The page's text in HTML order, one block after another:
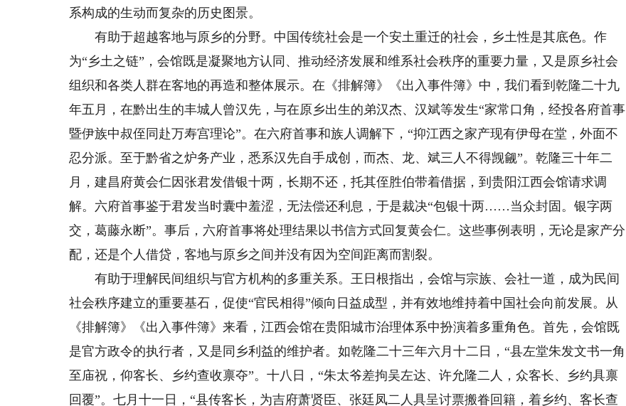
系构成的生动而复杂的历史图景。
有助于超越客地与原乡的分野。中国传统社会是一个安土重迁的社会，乡土性是其底色。作
为“乡土之链”，会馆既是凝聚地方认同、推动经济发展和维系社会秩序的重要力量，又是原乡社会
组织和各类人群在客地的再造和整体展示。在《排解簿》《出入事件簿》中，我们看到乾隆二十九
年五月，在黔出生的丰城人曾汉先，与在原乡出生的弟汉杰、汉斌等发生“家常口角，经投各府首事
暨伊族中叔侄同赴万寿宫理论”。在六府首事和族人调解下，“抑江西之家产现有伊母在堂，外面不
忍分派。至于黔省之炉务产业，悉系汉先自手成创，而杰、龙、斌三人不得觊觎”。乾隆三十年二
月，建昌府黄会仁因张君发借银十两，长期不还，托其侄胜伯带着借据，到贵阳江西会馆请求调
解。六府首事鉴于君发当时囊中羞涩，无法偿还利息，于是裁决“包银十两……当众封固。银字两
交，葛藤永断”。事后，六府首事将处理结果以书信方式回复黄会仁。这些事例表明，无论是家产分
配，还是个人借贷，客地与原乡之间并没有因为空间距离而割裂。
有助于理解民间组织与官方机构的多重关系。王日根指出，会馆与宗族、会社一道，成为民间
社会秩序建立的重要基石，促使“官民相得”倾向日益成型，并有效地维持着中国社会向前发展。从
《排解簿》《出入事件簿》来看，江西会馆在贵阳城市治理体系中扮演着多重角色。首先，会馆既
是官方政令的执行者，又是同乡利益的维护者。如乾隆二十三年六月十二日，“县左堂朱发文书一角
至庙祝，仰客长、乡约查收禀夺”。十八日，“朱太爷差拘吴左达、许允隆二人，众客长、乡约具禀
回覆”。七月十一日，“县传客长，为吉府萧贤臣、张廷凤二人具呈讨票搬眷回籍，着乡约、客长查